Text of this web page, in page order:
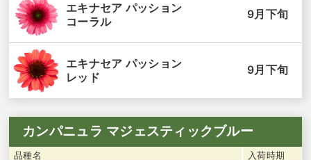
エキナセア パッション
コーラル
9月下旬
エキナセア パッション
レッド
9月下旬
カンパニュラ マジェスティックブルー
品種名 入荷時期